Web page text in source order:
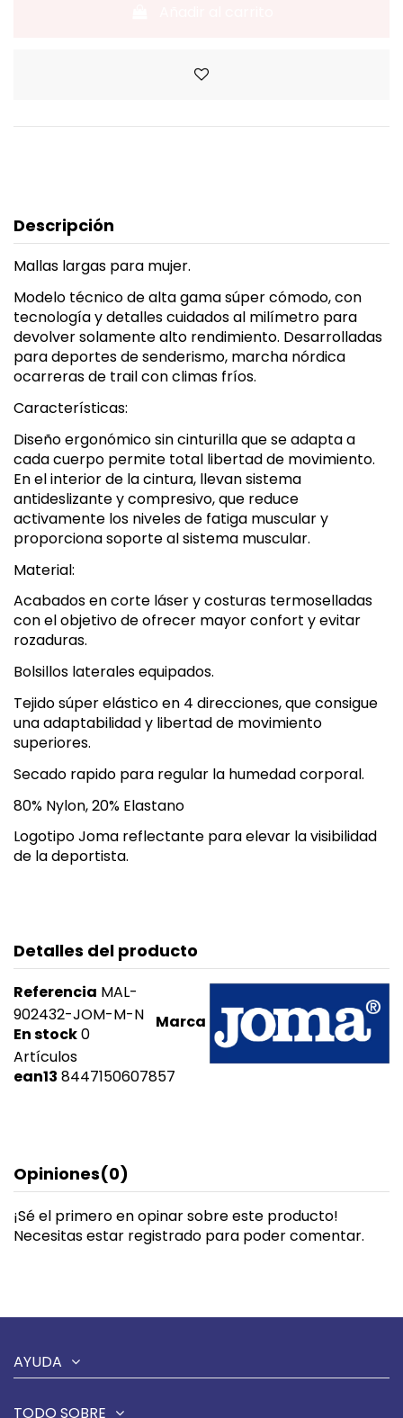
Descripción
Mallas largas para mujer.
Modelo técnico de alta gama súper cómodo, con
tecnología y detalles cuidados al milímetro para
devolver solamente alto rendimiento. Desarrolladas
para deportes de senderismo, marcha nórdica
ocarreras de trail con climas fríos.
Características:
Diseño ergonómico sin cinturilla que se adapta a
cada cuerpo permite total libertad de movimiento.
En el interior de la cintura, llevan sistema
antideslizante y compresivo, que reduce
activamente los niveles de fatiga muscular y
proporciona soporte al sistema muscular.
Material:
Acabados en corte láser y costuras termoselladas
con el objetivo de ofrecer mayor confort y evitar
rozaduras.
Bolsillos laterales equipados.
Tejido súper elástico en 4 direcciones, que consigue
una adaptabilidad y libertad de movimiento
superiores.
Secado rapido para regular la humedad corporal.
80% Nylon, 20% Elastano
Logotipo Joma reflectante para elevar la visibilidad
de la deportista.
Detalles del producto
Marca
Referencia MAL-
902432-JOM-M-N
En stock0
Artículos
ean13 8447150607857
Opiniones(0)
¡Sé el primero en opinar sobre este producto!
Necesitas estar registrado para poder comentar.
AYUDA
TODO SOBRE